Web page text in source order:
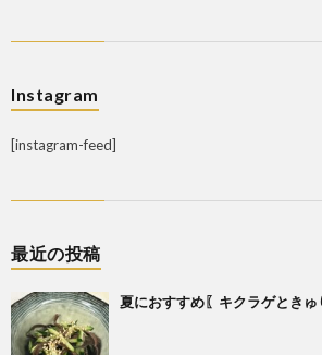
Instagram
[instagram-feed]
最近の投稿
夏におすすめ〖キクラゲときゅ